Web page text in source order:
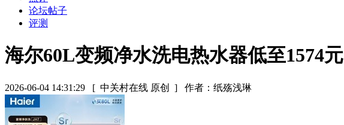
论坛帖子
评测
海尔60L变频净水洗电热水器低至1574元
2026-06-04 14:31:29 [ 中关村在线 原创 ] 作者：纸殇浅琳